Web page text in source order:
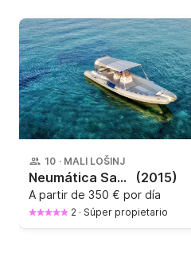
10 · MALI LOŠINJ
Neumática Sacs Marine S680 250CV (2015)
A partir de 350 € por día
2 · Súper propietario